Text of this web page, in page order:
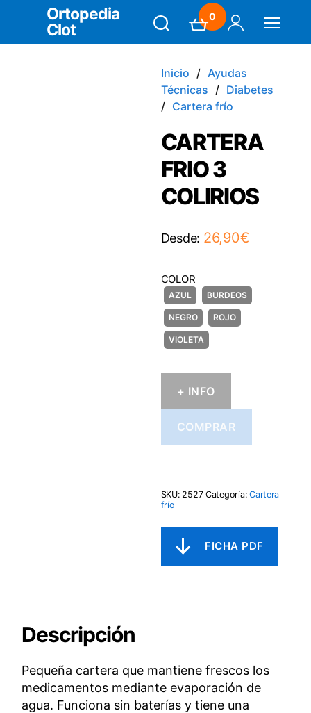
Ortopedia
Clot
0
Inicio
Ayudas
Técnicas
Diabetes
Cartera frío
CARTERA
FRIO 3
COLIRIOS
Desde: 26,90€
COLOR
+ INFO
COMPRAR
SKU: 2527 Categoría:Cartera
frío
Descripción
Pequeña cartera que mantiene frescos los
medicamentos mediante evaporación de
agua. Funciona sin baterías y tiene una